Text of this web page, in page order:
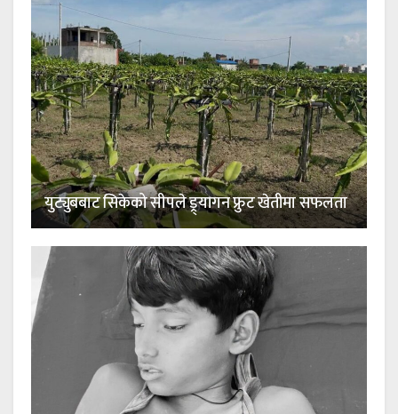
युट्युबबाट सिकेको सीपले ड्र्यागन फ्रुट खेतीमा सफलता